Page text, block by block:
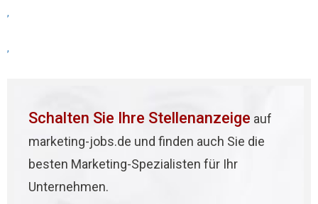
,
,
Schalten Sie Ihre Stellenanzeige auf
marketing-jobs.de und finden auch Sie die
besten Marketing-Spezialisten für Ihr
Unternehmen.